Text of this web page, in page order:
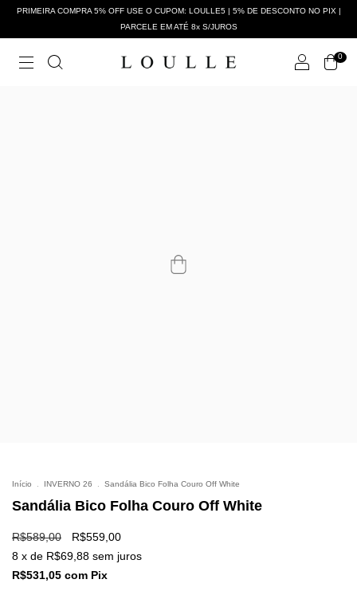
PRIMEIRA COMPRA 5% OFF USE O CUPOM: LOULLE5 | 5% DE DESCONTO NO PIX |
PARCELE EM ATÉ 8x S/JUROS
0
Início INVERNO 26 Sandália Bico Folha Couro Off White
Sandália Bico Folha Couro Off White
R$589,00
R$559,00
8 x de R$69,88 sem juros
R$531,05 com Pix